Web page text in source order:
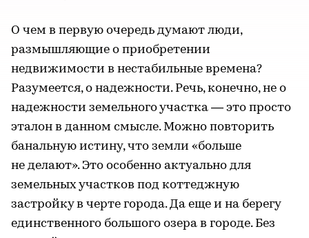
О чем в первую очередь думают люди,
размышляющие о приобретении
недвижимости в нестабильные времена?
Разумеется, о надежности. Речь, конечно, не о
надежности земельного участка — это просто
эталон в данном смысле. Можно повторить
банальную истину, что земли «больше
не делают». Это особенно актуально для
земельных участков под коттеджную
застройку в черте города. Да еще и на берегу
единственного большого озера в городе. Без